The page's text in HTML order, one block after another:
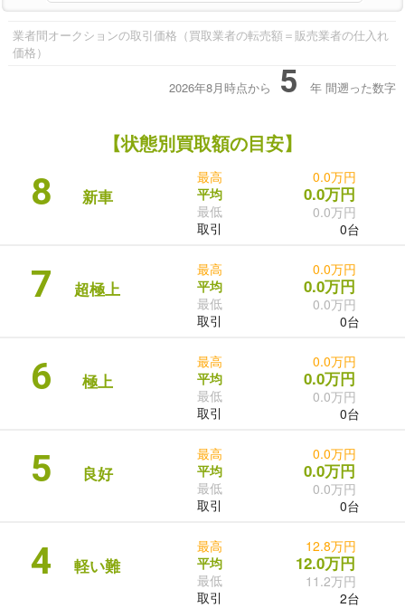
業者間オークションの取引価格（買取業者の転売額＝販売業者の仕入れ
価格）
2026年8月時点から 5 年 間遡った数字
【状態別買取額の目安】
8 新車
最高
平均
最低
取引
0.0万円
0.0万円
0.0万円
0台
7 超極上
最高
平均
最低
取引
0.0万円
0.0万円
0.0万円
0台
6 極上
最高
平均
最低
取引
0.0万円
0.0万円
0.0万円
0台
5 良好
最高
平均
最低
取引
0.0万円
0.0万円
0.0万円
0台
4 軽い難
最高
平均
最低
取引
12.8万円
12.0万円
11.2万円
2台